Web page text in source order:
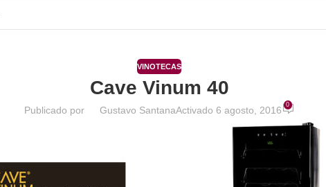
VINOTECAS
Cave Vinum 40
Publicado por Gustavo SantanaActivado 6 agosto, 2016 0